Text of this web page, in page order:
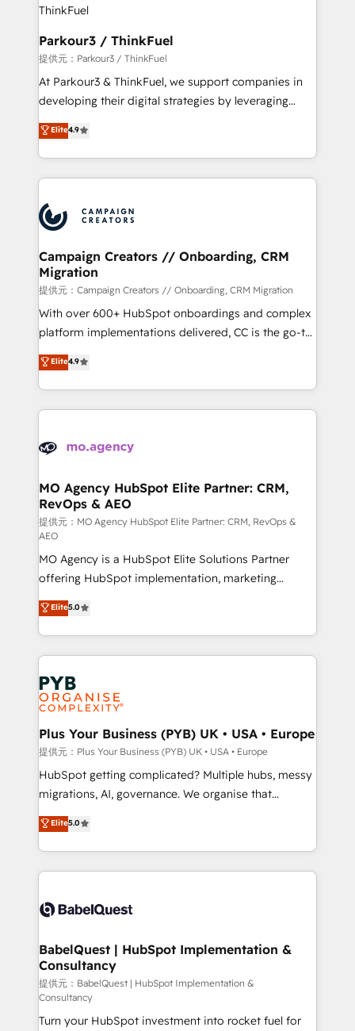
automation, and revenue intelligence to help
companies scale faster and smarter. 🔹 BOOMS:
Demand generation for all your buyers With BOOMS,
you invest in 100% of your buyers, accelerating your
growth and positioning yourself as an undisputed
transformation process A methodology designed to
implement HubSpot effectively and optimize your
record of business transformation, our growth-first
approach has helped brands dominate their
Parkour3 / ThinkFuel
提供元：Parkour3 / ThinkFuel
At Parkour3 & ThinkFuel, we support companies in
developing their digital strategies by leveraging
technologies and automating their marketing and
sales processes to generate growth. Our offer spans
from Strategy to Operations. We specialize in CRM
onboarding and implementation, web design, sales
extensive experience working with tech companies
and manufacturers since 2002, we are committed to
empowering our clients and developing their
autonomy. Get to grips with HubSpot through
guided implementation and seamless integration of
the CRM platform into your digital ecosystem. Would
you like support in deploying your inbound
to your needs and sales objectives. With 125+
certifications, we are part of the most certified
services are offered in both English & French.
Elite4.9
Campaign Creators // Onboarding, CRM
Migration
提供元：Campaign Creators // Onboarding, CRM Migration
With over 600+ HubSpot onboardings and complex
platform implementations delivered, CC is the go-to
Elite Solutions Partner for businesses ready to
migrate, replatform, and scale smarter. We specialize
in high-impact CRM and CMS migrations and
onboarding from platforms like Salesforce, NetSuite,
WordPress and legacy CRMs, turning fragmented
architectures that accelerate revenue operations and
performance. - Multi-object CRM migration, cleanup,
and implementation. - Pre-built and custom
integrations across your full tech stack. - Custom
object setup, CMS builds, and full-funnel automation.
- Dashboards, lifecycle campaigns, and lead
nurturing sequences. - Cross-hub setup across
Marketing, Sales, Operations, and Service Hubs. -
Ongoing optimization, managed support, and
scalable retainers. Let’s make HubSpot your most
powerful growth engine. Built to convert, scale, and
drive results.
Elite4.9
MO Agency HubSpot Elite Partner: CRM,
RevOps & AEO
提供元：MO Agency HubSpot Elite Partner: CRM, RevOps &
AEO
MO Agency is a HubSpot Elite Solutions Partner
offering HubSpot implementation, marketing
automation, CRM and RevOps consulting, data
architecture, sales enablement, lifecycle automation,
lead scoring and revenue reporting. HubSpot,
Salesforce and integrated enterprise stacks. Digital
Marketing, Answer Engine Optimisation, and
Generative Engine Optimisation (AI Search),
HubSpot Content Hub, WordPress development,
B2B SEO, paid media, and content. We work with
enterprise and growth-led companies across
technology, professional services, financial services
and industrial sectors. Offices in Johannesburg, Cape
implementations delivered. AI visibility coverage
across ChatGPT, Claude, Perplexity, Gemini and
Innovation HubSpot Impact Award - Platform
Migration Excellence HubSpot Impact Award -
professionals.
Elite5.0
Plus Your Business (PYB) UK • USA • Europe
提供元：Plus Your Business (PYB) UK • USA • Europe
HubSpot getting complicated? Multiple hubs, messy
migrations, AI, governance. We organise that
complexity, so your team can put HubSpot to work...
Welcome to our Profile! We help with: • CRM
implementation, reports, workflows, and team
training • CRM migration from Salesforce, Pipedrive,
custom API integrations with ERP (and other
operations A little about us: • Boutique 'Elite' team of
12 • 150+ clients across Sales Hub, Marketing Hub,
Service Hub, Data Hub and CMS • ISO/IEC
27001:2022, ISO 9001:2015, and ISO 42001:2023
certified - the AI management standard • GuardHub:
Elite5.0
BabelQuest | HubSpot Implementation &
Consultancy
提供元：BabelQuest | HubSpot Implementation &
Consultancy
Turn your HubSpot investment into rocket fuel for